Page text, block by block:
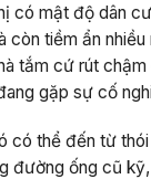
mật độ dân
còn tiềm ẩn
tắm cứ rút chậm
gặp sự cố
thể đến từ
ống cũ